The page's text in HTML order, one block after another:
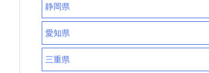
静岡県
愛知県
三重県